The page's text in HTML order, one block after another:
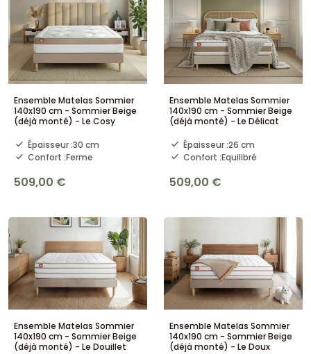
Ensemble Matelas Sommier
140x190 cm - Sommier Beige
(déjà monté) - Le Cosy
Épaisseur :30 cm
Confort :Ferme
509,00 €
Ensemble Matelas Sommier
140x190 cm - Sommier Beige
(déjà monté) - Le Délicat
Épaisseur :26 cm
Confort :Equilibré
509,00 €
Ensemble Matelas Sommier
140x190 cm - Sommier Beige
(déjà monté) - Le Douillet
Ensemble Matelas Sommier
140x190 cm - Sommier Beige
(déjà monté) - Le Doux